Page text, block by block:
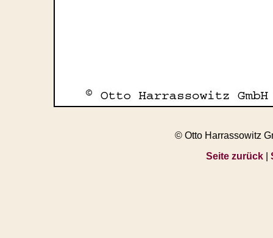
© Otto Harrassowitz
Seite zurück|